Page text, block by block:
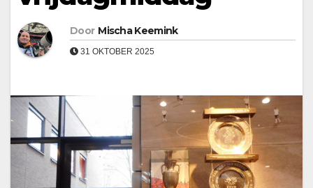
Door Mischa Keemink
31 OKTOBER 2025